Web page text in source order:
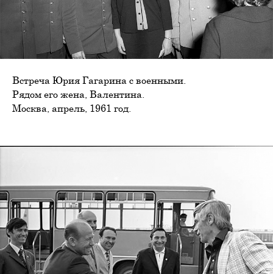
Встреча Юрия Гагарина с военными.
Рядом его жена, Валентина.
Москва, апрель, 1961 год.